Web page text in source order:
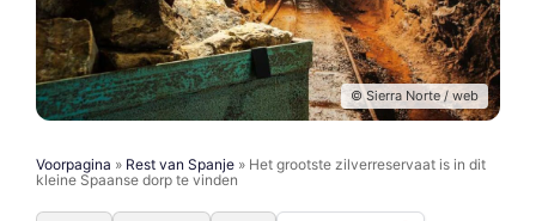
© Sierra Norte / web
Voorpagina » Rest van Spanje » Het grootste zilverreservaat is in dit
kleine Spaanse dorp te vinden